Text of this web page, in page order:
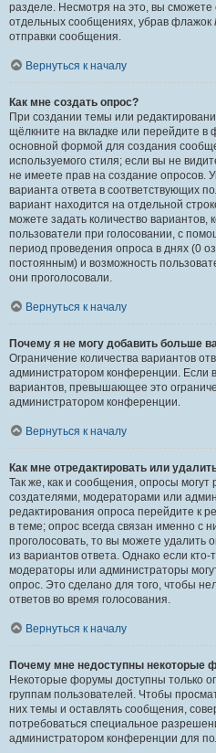
разделе. Несмотря на это, вы
отдельных сообщениях, убрав флажок
отправки сообщения.
Вернуться к началу
Как мне создать опрос?
При создании темы или
щёлкните на вкладке или перейдите в
основной формой для создания
используемого стиля; если вы не
не имеете прав на создание опросов.
варианта ответа в соответствующих
вариант находится на отдельной
можете задать количество вариантов,
пользователи при голосовании, с
период проведения опроса в днях (0
постоянным) и возможность
они проголосовали.
Вернуться к началу
Почему я не могу добавить больше
Ограничение количества вариантов
администратором конференции. Если
вариантов, превышающее это
администратором конференции.
Вернуться к началу
Как мне отредактировать или
Так же, как и сообщения, опросы могут
создателями, модераторами или
редактирования опроса перейдите к
в теме; опрос всегда связан именно с
проголосовать, то вы можете удалить
из вариантов ответа. Однако если кто-
модераторы или администраторы
опрос. Это сделано для того, чтобы
ответов во время голосования.
Вернуться к началу
Почему мне недоступны некоторые
Некоторые форумы доступны только
группам пользователей. Чтобы
них темы и оставлять сообщения,
потребоваться специальное
администратором конференции для